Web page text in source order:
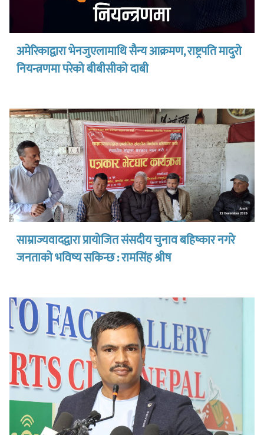
अमेरिकाद्वारा भेनजुएलामाथि सैन्य आक्रमण, राष्ट्रपति मादुरो
नियन्त्रणमा परेको बीबीसीको दाबी
साम्राज्यवादद्वारा प्रायोजित संसदीय चुनाव बहिष्कार नगरे
जनताको भविष्य सकिन्छ : रामसिंह श्रीष